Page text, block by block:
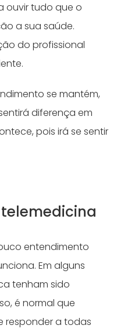
ouvir tudo que o
a sua saúde.
do profissional
se mantém,
diferença em
pois irá se sentir
telemedicina
entendimento
Em alguns
tenham sido
é normal que
responder a todas